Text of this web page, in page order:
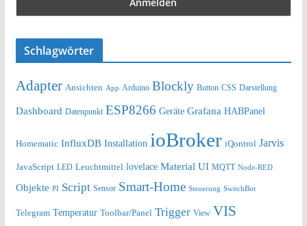
Schlagwörter
Adapter Ansichten App Arduino Blockly Button CSS Darstellung
Dashboard Datenpunkt ESP8266 Geräte Grafana HABPanel
Homematic InfluxDB Installation ioBroker iQontrol Jarvis
JavaScript LED Leuchtmittel lovelace Material UI MQTT Node-RED
Objekte PI Script Sensor Smart-Home Steuerung SwitchBot
Telegram Temperatur Toolbar/Panel Trigger View VIS